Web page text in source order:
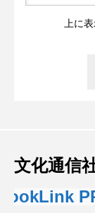
上に
文化通信
PRO